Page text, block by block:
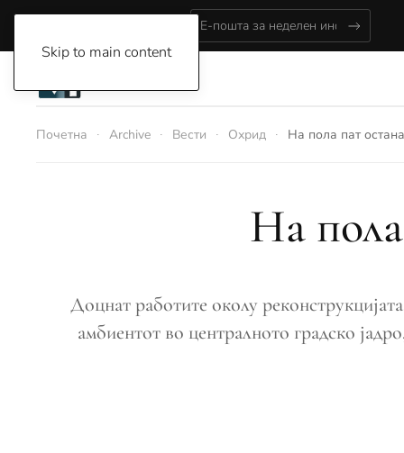
Skip to main content
Почетна Archive Вести Охрид На пола пат
На
Доцнат работите околу
амбиентот во централното градско